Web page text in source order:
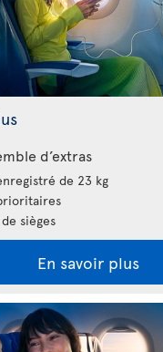
d’extras
de 23 kg
sièges
En savoir plus